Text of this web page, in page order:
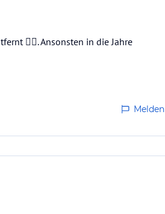
👍🏻. Ansonsten in die Jahre
Melden